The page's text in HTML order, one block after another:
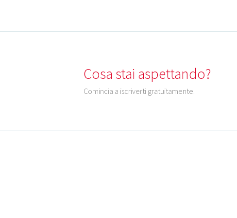
Cosa stai aspettando?
Comincia a iscriverti gratuitamente.